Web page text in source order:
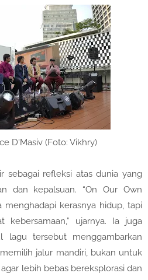
D'Masiv (Foto: Vikhry)
sebagai refleksi atas dunia yang
dan kepalsuan. “On Our Own
menghadapi kerasnya hidup, tapi
kebersamaan,” ujarnya. Ia juga
lagu tersebut menggambarkan
jalur mandiri, bukan untuk
lebih bebas bereksplorasi dan